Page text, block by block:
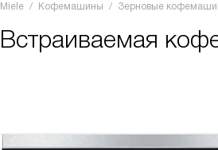
Miele Кофемашины Зерновые
Встраиваемая